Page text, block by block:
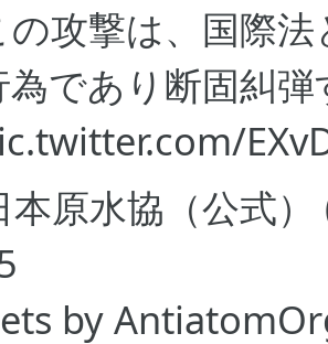
の攻撃は、国際
為であり断固糾
原水協（公式
by